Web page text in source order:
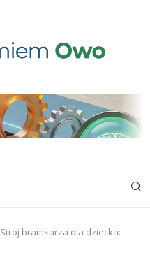
Stroj bramkarza dla dziecka: